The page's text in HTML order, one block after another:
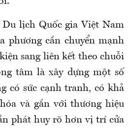
Du lịch Quốc gia Việt Nam
phương cần chuyển mạnh
sang liên kết theo chuỗi
tâm là xây dựng một số
có sức cạnh tranh, có khả
và gắn với thương hiệu
phát huy rõ hơn vị trí cửa